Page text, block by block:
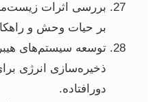
بررسی اثرات
بر حیات وحش و
توسعه سیستم‌های
ذخیره‌سازی انرژی
دورافتاده.